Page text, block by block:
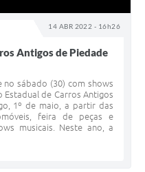
14 ABR 2022 - 16h26
Antigos de Piedade
no sábado (30) com shows
Estadual de Carros Antigos
1º de maio, a partir das
feira de peças e
musicais. Neste ano, a